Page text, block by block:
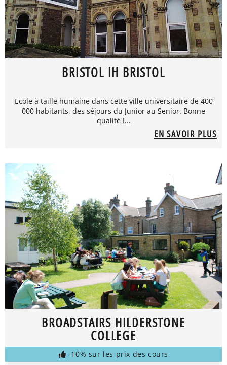
BRISTOL IH BRISTOL
Ecole à taille humaine dans cette ville universitaire de 400
000 habitants, des séjours du Junior au Senior. Bonne
qualité !...
EN SAVOIR PLUS
BROADSTAIRS HILDERSTONE
COLLEGE
-10% sur les prix des cours